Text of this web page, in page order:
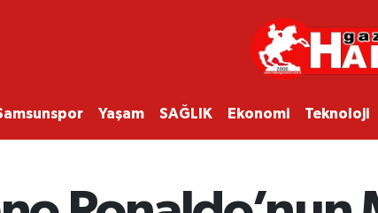
Yaşam SAĞLIK Ekonomi Teknoloji